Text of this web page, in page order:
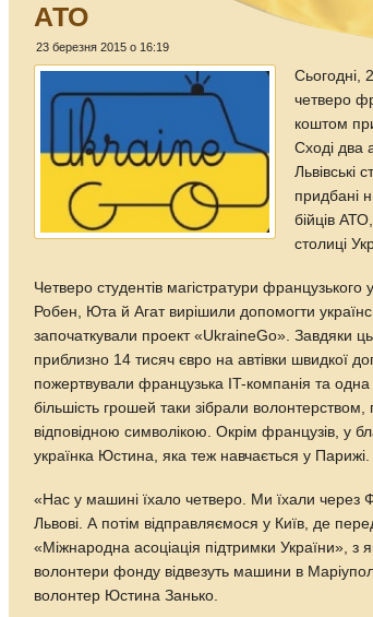
АТО
23 березня 2015 о 16:19
Сьогодні,
четверо
коштом
Сході два
Львівські
придбані
бійців
столиці
Четверо студентів магістратури
Робен, Юта й Агат вирішили допомогти
започаткували проект «UkraineGo». Завдяки
приблизно 14 тисяч євро на автівки швидкої
пожертвували французька IT-компанія та
більшість грошей таки зібрали
відповідною символікою. Окрім французів, у
українка Юстина, яка теж навчається у Парижі.
«Нас у машині їхало четверо. Ми їхали через
Львові. А потім відправляємося у Київ, де
«Міжнародна асоціація підтримки України»,
волонтери фонду відвезуть машини в
волонтер Юстина Занько.